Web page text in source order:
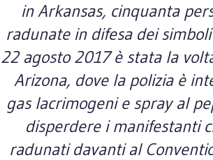
in Arkansas, cinquanta
radunate in difesa dei
22 agosto 2017 è stata la
Arizona, dove la polizia è
gas lacrimogeni e spray al
disperdere i manifestanti
radunati davanti al